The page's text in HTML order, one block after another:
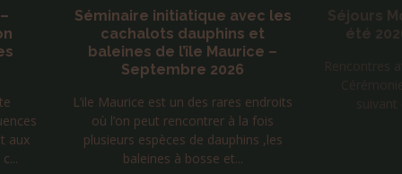
les
–
,les
Séjours Mongolie chamanique
été 2026 avec Tengerekh
Rencontres avec 5 chamanes Mongols.
suivant différentes pratiques